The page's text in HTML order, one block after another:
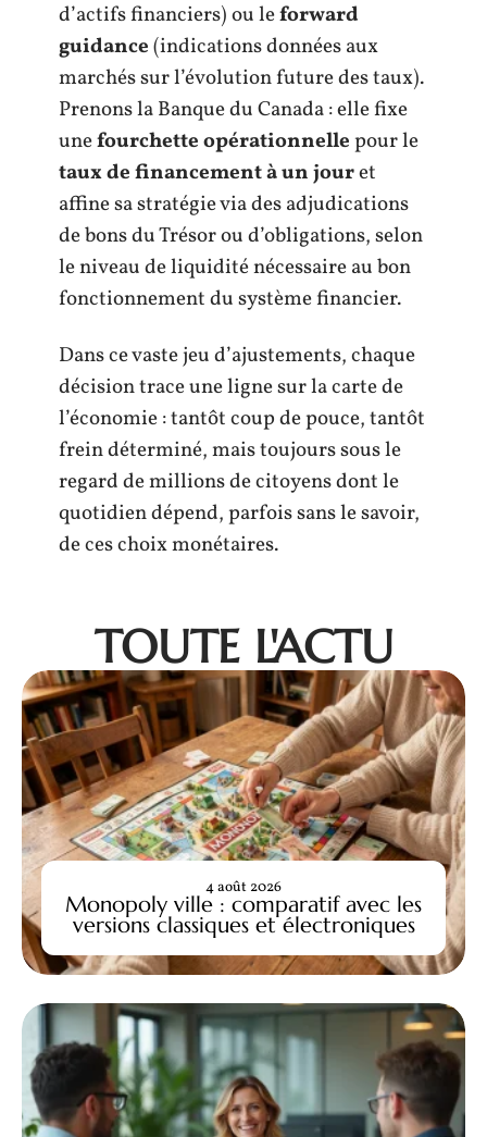
d’actifs financiers) ou leforward
guidance(indications données aux
marchés sur l’évolution future des taux).
Prenons la Banque du Canada : elle fixe
unefourchette opérationnellepour le
taux de financement à un jouret
affine sa stratégie via des adjudications
de bons du Trésor ou d’obligations, selon
le niveau de liquidité nécessaire au bon
fonctionnement du système financier.
Dans ce vaste jeu d’ajustements, chaque
décision trace une ligne sur la carte de
l’économie : tantôt coup de pouce, tantôt
frein déterminé, mais toujours sous le
regard de millions de citoyens dont le
quotidien dépend, parfois sans le savoir,
de ces choix monétaires.
TOUTE L'ACTU
Monopoly ville : comparatif avec les
versions classiques et électroniques
4 août 2026